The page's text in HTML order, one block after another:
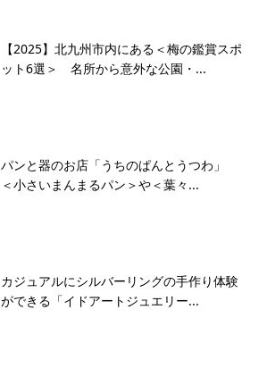
【2025】北九州市内にある＜梅の鑑賞スポ
ット6選＞ 名所から意外な公園・...
パンと器のお店「うちのぱんとうつわ」
＜小さいまんまるパン＞や＜葉々...
カジュアルにシルバーリングの手作り体験
ができる「イドアートジュエリー...